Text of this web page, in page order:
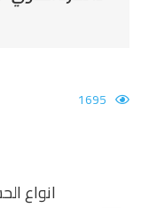
1695
انواع